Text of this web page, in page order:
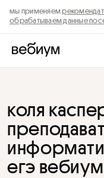
мы применяем
обрабатываем данные
коля
егэ вебиум